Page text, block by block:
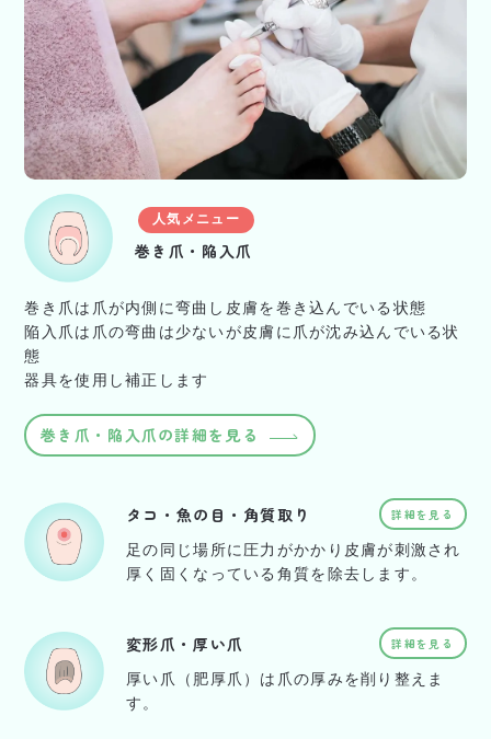
人気メニュー
巻き爪・陥入爪
巻き爪は爪が内側に弯曲し皮膚を巻き込んでいる状態
陥入爪は爪の弯曲は少ないが皮膚に爪が沈み込んでいる状
態
器具を使用し補正します
巻き爪・陥入爪の詳細を見る
タコ・魚の目・角質取り 詳細を見る
足の同じ場所に圧力がかかり皮膚が刺激され
厚く固くなっている角質を除去します。
変形爪・厚い爪 詳細を見る
厚い爪（肥厚爪）は爪の厚みを削り整えま
す。